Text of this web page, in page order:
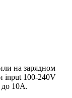
на зарядном
input 100-240V
10A.